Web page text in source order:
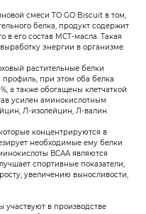
смеси TO GO Biscuit в том,
белка, продукт содержит
в его состав МСТ-масла. Такая
энергии в организме.
растительные белки
при этом оба белка
а также обогащены клетчаткой
усилен аминокислотным
Л-изолейцин, Л-валин.
концентрируются в
необходимые ему белки
ВСАА являются
спортивные показатели,
увеличению выносливости,
в производстве